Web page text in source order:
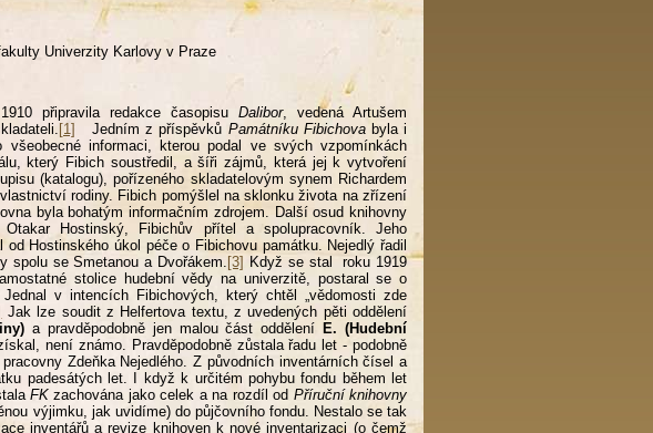
Univerzity Karlovy v Praze
připravila redakce časopisu Dalibor, vedená Artušem
[1] Jedním z příspěvků Památníku Fibichova byla i
všeobecné informaci, kterou podal ve svých vzpomínkách
který Fibich soustředil, a šíři zájmů, která jej k vytvoření
(katalogu), pořízeného skladatelovým synem Richardem
rodiny. Fibich pomýšlel na sklonku života na zřízení
byla bohatým informačním zdrojem. Další osud knihovny
Hostinský, Fibichův přítel a spolupracovník. Jeho
Hostinského úkol péče o Fibichovu památku. Nejedlý řadil
spolu se Smetanou a Dvořákem.[3] Když se stal roku 1919
stolice hudební vědy na univerzitě, postaral se o
v intencích Fibichových, který chtěl „vědomosti zde
Jak lze soudit z Helfertova textu, z uvedených pěti oddělení
a pravděpodobně jen malou část oddělení E. (Hudební
není známo. Pravděpodobně zůstala řadu let - podobně
Zdeňka Nejedlého. Z původních inventárních čísel a
padesátých let. I když k určitém pohybu fondu během let
FK zachována jako celek a na rozdíl od Příruční knihovny
výjimku, jak uvidíme) do půjčovního fondu. Nestalo se tak
inventářů a revize knihoven k nové inventarizaci (o čemž